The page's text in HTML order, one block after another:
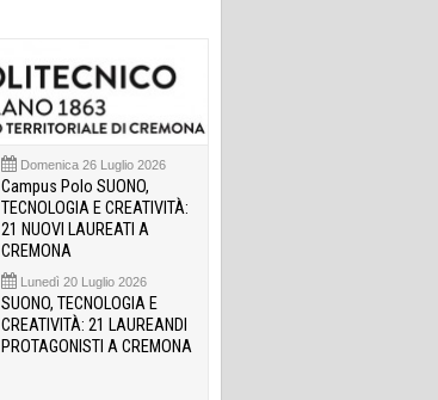
Domenica 26 Luglio 2026
Campus Polo SUONO,
TECNOLOGIA E CREATIVITÀ:
21 NUOVI LAUREATI A
CREMONA
Lunedì 20 Luglio 2026
SUONO, TECNOLOGIA E
CREATIVITÀ: 21 LAUREANDI
PROTAGONISTI A CREMONA